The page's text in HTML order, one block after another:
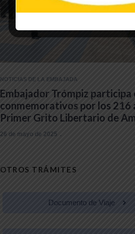
NOTICIAS DE LA EMBAJADA
Embajador Trómpiz participa
conmemorativos por los 216
Primer Grito Libertario de
26 de mayo de 2025
OTROS TRÁMITES
Documento de Viaje